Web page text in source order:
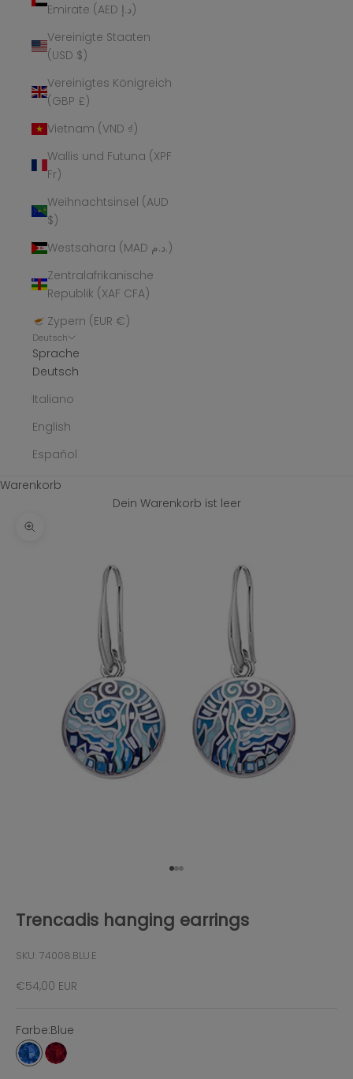
Emirate (AED د.إ)
Vereinigte Staaten
(USD $)
Vereinigtes Königreich
(GBP £)
Vietnam (VND ₫)
Wallis und Futuna (XPF
Fr)
Weihnachtsinsel (AUD
$)
Westsahara (MAD د.م.)
Zentralafrikanische
Republik (XAF CFA)
Zypern (EUR €)
Deutsch
Sprache
Deutsch
Italiano
English
Español
Warenkorb
Dein Warenkorb ist leer
Bild vergrößern
Gehe zu Element 1
Gehe zu Element 2
Gehe zu Element 3
Trencadis hanging earrings
SKU: 74008.BLU.E
Angebot
€54,00 EUR
Farbe:Blue
Blue Red